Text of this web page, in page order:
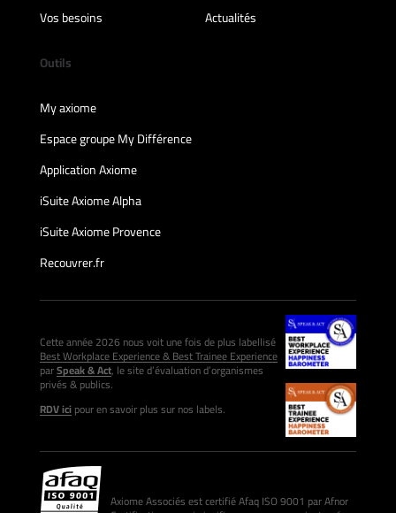
Vos besoins
Actualités
Outils
My axiome
Espace groupe My Différence
Application Axiome
iSuite Axiome Alpha
iSuite Axiome Provence
Recouvrer.fr
Cette année 2026 nous voit une fois de plus labellisé
Best Workplace Experience & Best Trainee Experience
parSpeak & Act, le site d’évaluation d’organismes
privés & publics.
RDV icipour en savoir plus sur nos labels.
Axiome Associés est certifié Afaq ISO 9001 par Afnor